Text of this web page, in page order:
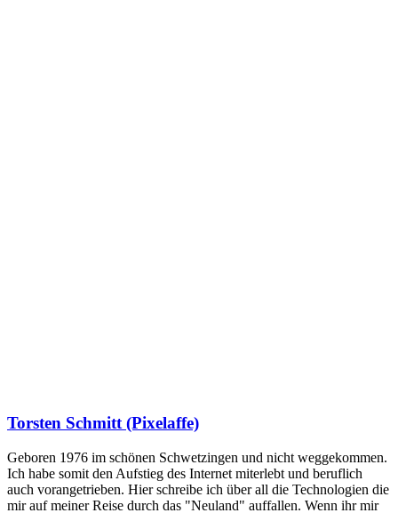
Torsten Schmitt (Pixelaffe)
Geboren 1976 im schönen Schwetzingen und nicht weggekommen.
Ich habe somit den Aufstieg des Internet miterlebt und beruflich
auch vorangetrieben. Hier schreibe ich über all die Technologien die
mir auf meiner Reise durch das "Neuland" auffallen. Wenn ihr mir